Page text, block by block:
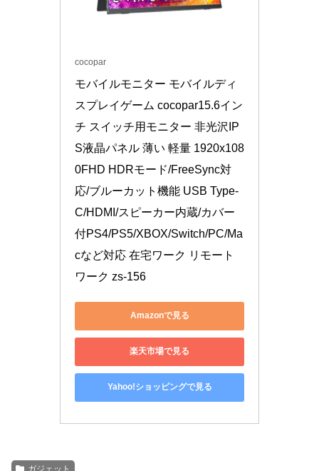
cocopar
モバイルモニター モバイルディ
スプレイゲーム cocopar15.6イン
チ スイッチ用モニター 非光沢IP
S液晶パネル 薄い 軽量 1920x108
0FHD HDRモード/FreeSync対
応/ブルーカット機能 USB Type-
C/HDMI/スピーカー内蔵/カバー
付PS4/PS5/XBOX/Switch/PC/Ma
cなど対応 在宅ワーク リモート
ワーク zs-156
Amazonで見る
楽天市場で見る
Yahoo!ショッピングで見る
ガジェット